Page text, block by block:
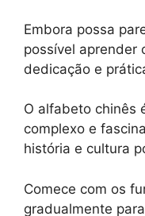
Embora possa
possível aprender
dedicação e
O alfabeto chinês
complexo e
história e cultura
Comece com os
gradualmente